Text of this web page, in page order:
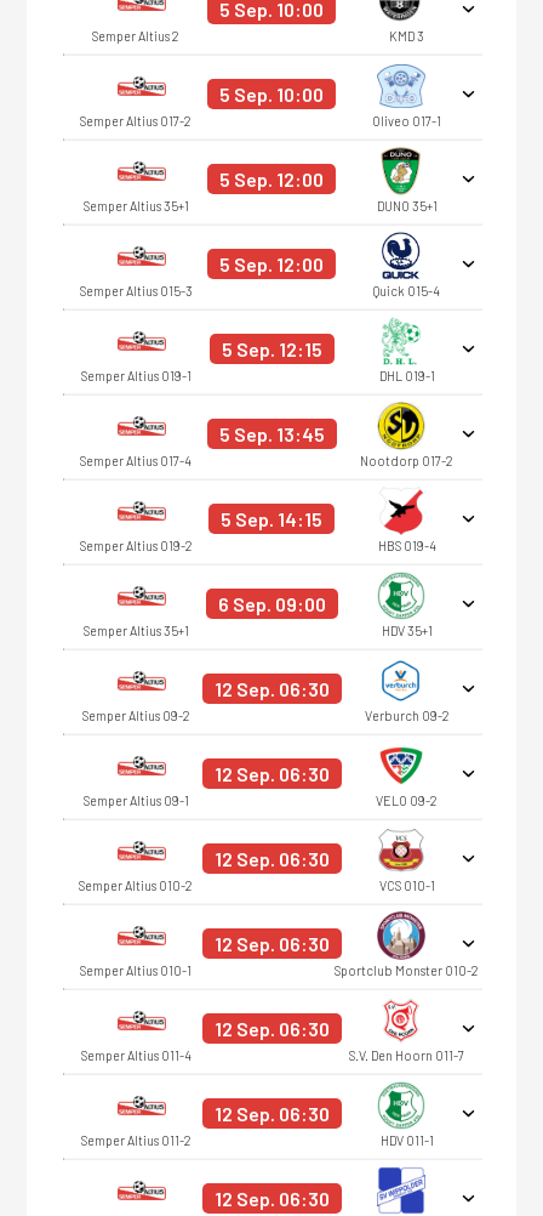
Semper Altius 2
5 Sep. 10:00
KMD 3
Semper Altius O17-2
5 Sep. 10:00
Oliveo O17-1
Semper Altius 35+1
5 Sep. 12:00
DUNO 35+1
Semper Altius O15-3
5 Sep. 12:00
Quick O15-4
Semper Altius O19-1
5 Sep. 12:15
DHL O19-1
Semper Altius O17-4
5 Sep. 13:45
Nootdorp O17-2
Semper Altius O19-2
5 Sep. 14:15
HBS O19-4
Semper Altius 35+1
6 Sep. 09:00
HDV 35+1
Semper Altius O9-2
12 Sep. 06:30
Verburch O9-2
Semper Altius O9-1
12 Sep. 06:30
VELO O9-2
Semper Altius O10-2
12 Sep. 06:30
VCS O10-1
Semper Altius O10-1
12 Sep. 06:30
Sportclub Monster O10-2
Semper Altius O11-4
12 Sep. 06:30
S.V. Den Hoorn O11-7
Semper Altius O11-2
12 Sep. 06:30
HDV O11-1
12 Sep. 06:30